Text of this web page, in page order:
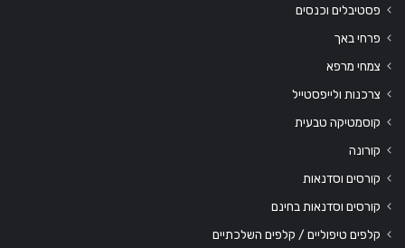
פסטיבלים וכנסים
פרחי באך
צמחי מרפא
צרכנות ולייפסטייל
קוסמטיקה טבעית
קורונה
קורסים וסדנאות
קורסים וסדנאות בחינם
קלפים טיפוליים / קלפים השלכתיים